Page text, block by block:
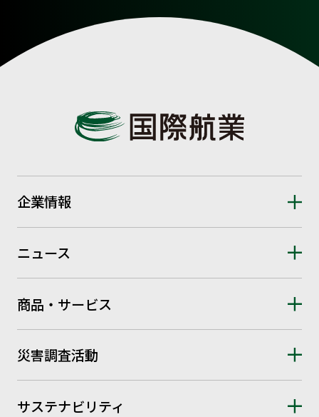
企業情報
ニュース
商品・サービス
災害調査活動
サステナビリティ